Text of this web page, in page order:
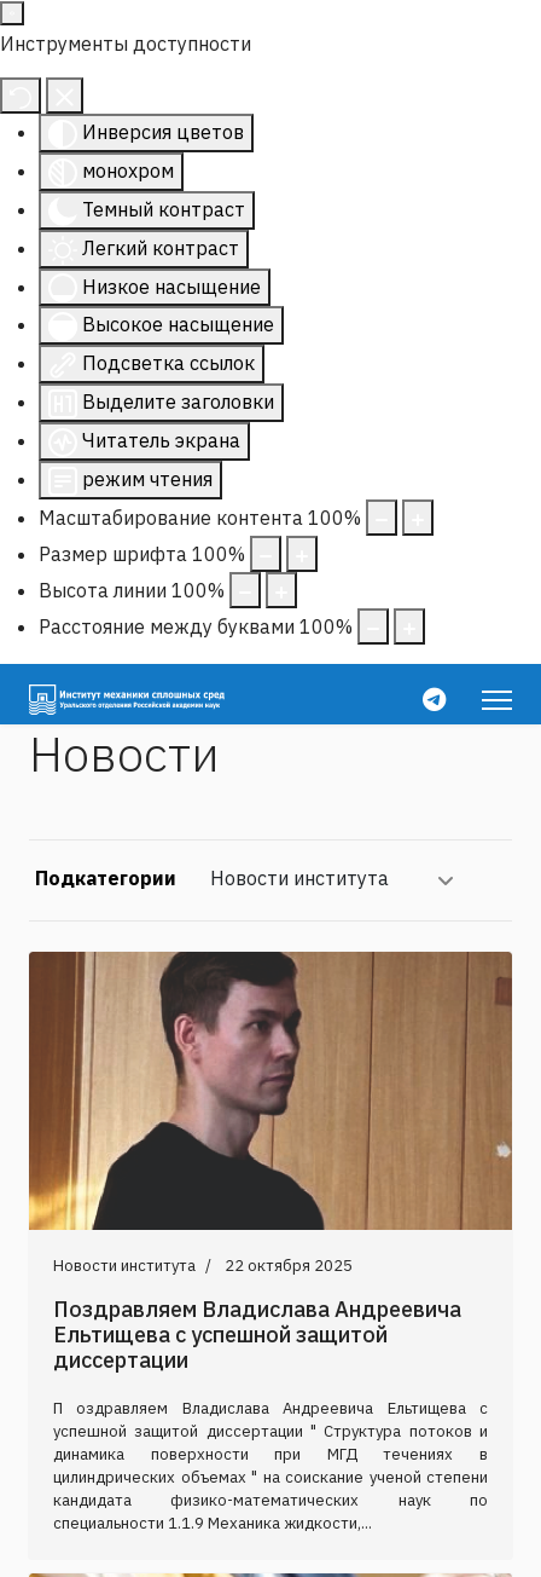
Инструменты доступности
Инверсия цветов
монохром
Темный контраст
Легкий контраст
Низкое насыщение
Высокое насыщение
Подсветка ссылок
Выделите заголовки
Читатель экрана
режим чтения
Масштабирование контента 100%
Размер шрифта 100%
Высота линии 100%
Расстояние между буквами 100%
Новости
Подкатегории Новости института
Новости института 22 октября 2025
Поздравляем Владислава Андреевича
Ельтищева с успешной защитой
диссертации
П оздравляем Владислава Андреевича Ельтищева с
успешной защитой диссертации " Структура потоков и
динамика поверхности при МГД течениях в
цилиндрических объемах " на соискание ученой степени
кандидата физико-математических наук по
специальности 1.1.9 Механика жидкости,...